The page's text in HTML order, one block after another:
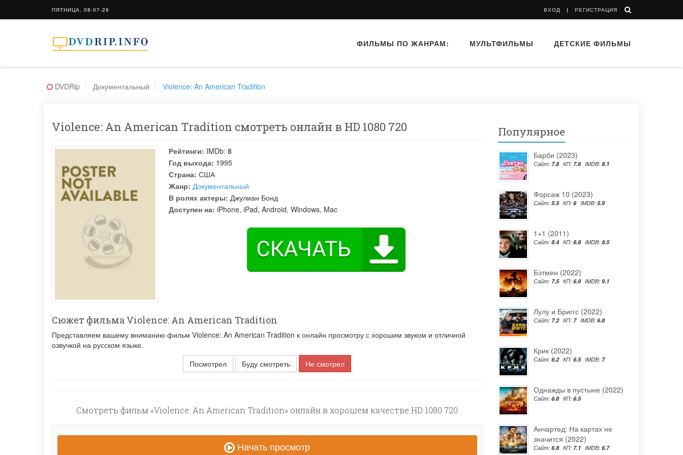
ПЯТНИЦА, 08-07-26 ВХОД РЕГИСТРАЦИЯ
ФИЛЬМЫ ПО ЖАНРАМ: МУЛЬТФИЛЬМЫ ДЕТСКИЕ ФИЛЬМЫ
DVDRip Документальный Violence: An American Tradition
Violence: An American Tradition смотреть онлайн в HD 1080 720
Рейтинги: IMDb: 8
Год выхода: 1995
Страна: США
Жанр: Документальный
В ролях актеры: Джулиан Бонд
Доступен на: iPhone, iPad, Android, Windows, Mac
Сюжет фильма Violence: An American Tradition
Представляем вашему вниманию фильм Violence: An American Tradition к онлайн просмотру с хорошим звуком и отличной
озвучкой на русском языке.
Посмотрел
Буду смотреть Не смотрел
Смотреть фильм «Violence: An American Tradition» онлайн в хорошем качестве HD 1080 720
Начать просмотр
Популярное
Барби (2023)
Сайт: 7.8 КП: 7.6 IMDB: 8.1
Форсаж 10 (2023)
Сайт: 5.5 КП: 6 IMDB: 5.9
1+1 (2011)
Сайт: 8.4 КП: 8.8 IMDB: 8.5
Бэтмен (2022)
Сайт: 7.5 КП: 6.9 IMDB: 9.1
Лулу и Бриггс (2022)
Сайт: 7.2 КП: 7 IMDB: 6.8
Крик (2022)
Сайт: 6.2 КП: 6.5 IMDB: 7
Однажды в пустыне (2022)
Сайт: 6.8 КП: 6.5
Анчартед: На картах не
значится (2022)
Сайт: 6.8 КП: 7.1 IMDB: 6.7